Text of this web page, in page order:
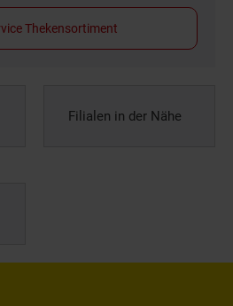
Thekensortiment
Filialen in der Nähe